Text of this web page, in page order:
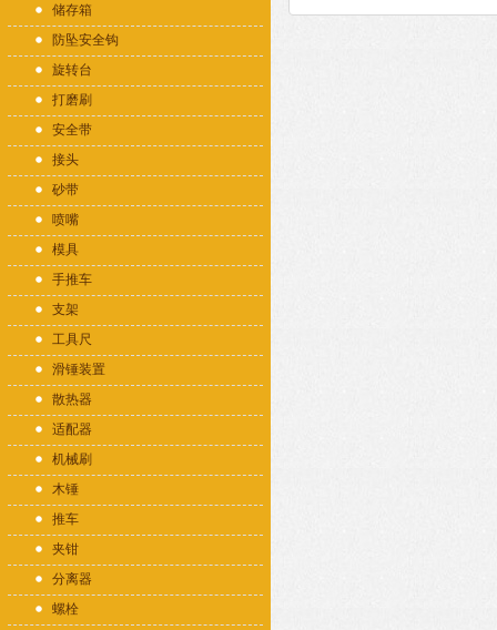
储存箱
防坠安全钩
旋转台
打磨刷
安全带
接头
砂带
喷嘴
模具
手推车
支架
工具尺
滑锤装置
散热器
适配器
机械刷
木锤
推车
夹钳
分离器
螺栓